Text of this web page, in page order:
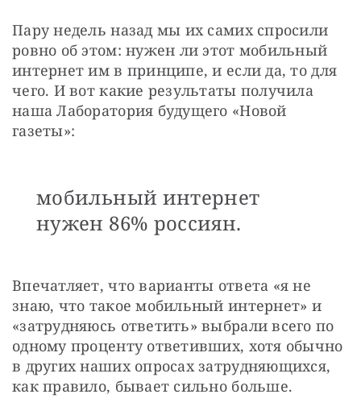
Пару недель назад мы их самих спросили
ровно об этом: нужен ли этот мобильный
интернет им в принципе, и если да, то для
чего. И вот какие результаты получила
наша Лаборатория будущего «Новой
газеты»:
мобильный интернет
нужен 86% россиян.
Впечатляет, что варианты ответа «я не
знаю, что такое мобильный интернет» и
«затрудняюсь ответить» выбрали всего по
одному проценту ответивших, хотя обычно
в других наших опросах затрудняющихся,
как правило, бывает сильно больше.